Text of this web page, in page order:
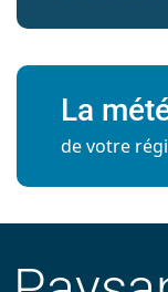
La
de votre